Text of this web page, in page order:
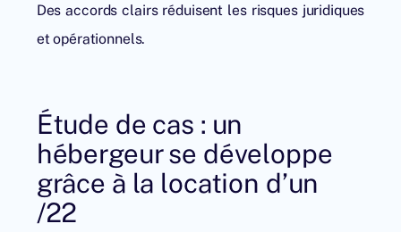
Des accords clairs réduisent les risques juridiques
et opérationnels.
Étude de cas : un
hébergeur se développe
grâce à la location d’un
/22